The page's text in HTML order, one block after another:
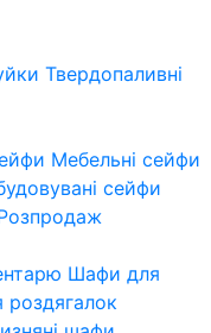
Твердопаливні
Мебельні сейфи
сейфи
Шафи для